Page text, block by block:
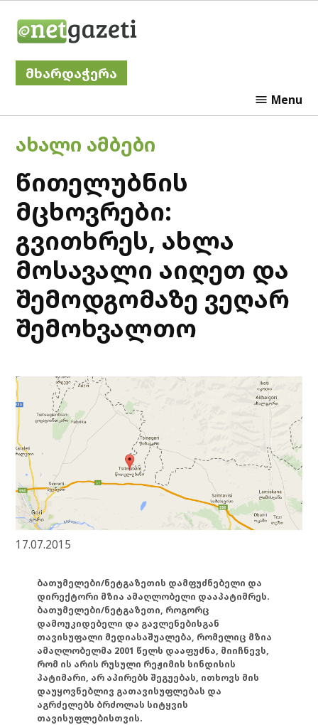
მხარდაჭერა
Menu
POSTED
IN
ᲐᲮᲐᲚᲘ ᲐᲛᲑᲔᲑᲘ
წითელუბნის
მცხოვრები:
გვითხრეს, ახლა
მოსავალი აიღეთ და
შემოდგომაზე ვეღარ
შემოხვალთო
17.07.2015
ბათუმელები/ნეტგაზეთის დამფუძნებელი და
დირექტორი მზია ამაღლობელი დააპატიმრეს.
ბათუმელები/ნეტგაზეთი, როგორც
დამოუკიდებელი და გავლენებისგან
თავისუფალი მედიასაშუალება, რომელიც მზია
ამაღლობელმა 2001 წელს დააფუძნა, მიიჩნევს,
რომ ის არის რუსული რეჟიმის სინდისის
პატიმარი, არ აპირებს შეგუებას, ითხოვს მის
დაუყოვნებლივ გათავისუფლებას და
აგრძელებს ბრძოლას სიტყვის
თავისუფლებისთვის.